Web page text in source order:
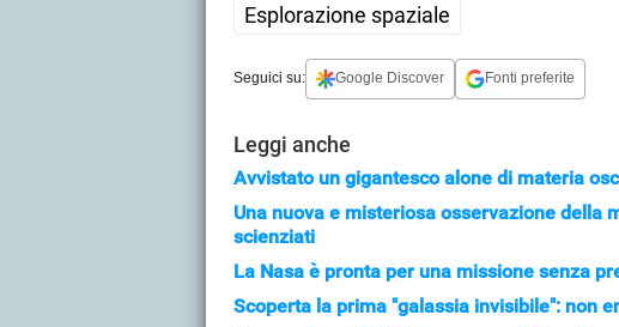
Esplorazione spaziale
Seguici su: Google Discover Fonti preferite
Leggi anche
Avvistato un gigantesco alone di materia
Una nuova e misteriosa osservazione della
scienziati
La Nasa è pronta per una missione senza
Scoperta la prima "galassia invisibile": non